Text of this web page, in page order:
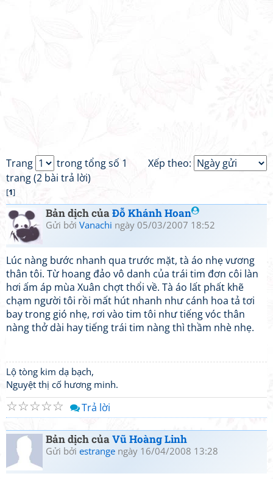
Xếp theo:
Trang
trong tổng số 1
trang (2 bài trả lời)
[1]
Bản dịch củaĐỗ Khánh Hoan
Gửi bởi Vanachi ngày 05/03/2007 18:52
Lúc nàng bước nhanh qua trước mặt, tà áo nhẹ vương
thân tôi. Từ hoang đảo vô danh của trái tim đơn côi làn
hơi ấm áp mùa Xuân chợt thổi về. Tà áo lất phất khẽ
chạm người tôi rồi mất hút nhanh như cánh hoa tả tơi
bay trong gió nhẹ, rơi vào tim tôi như tiếng vóc thân
nàng thở dài hay tiếng trái tim nàng thì thầm nhè nhẹ.
Lộ tòng kim dạ bạch,
Nguyệt thị cố hương minh.
☆
☆
☆
☆
☆ Trả lời
Bản dịch củaVũ Hoàng Linh
Gửi bởi estrange ngày 16/04/2008 13:28